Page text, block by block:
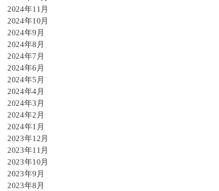
2024年11月
2024年10月
2024年9月
2024年8月
2024年7月
2024年6月
2024年5月
2024年4月
2024年3月
2024年2月
2024年1月
2023年12月
2023年11月
2023年10月
2023年9月
2023年8月